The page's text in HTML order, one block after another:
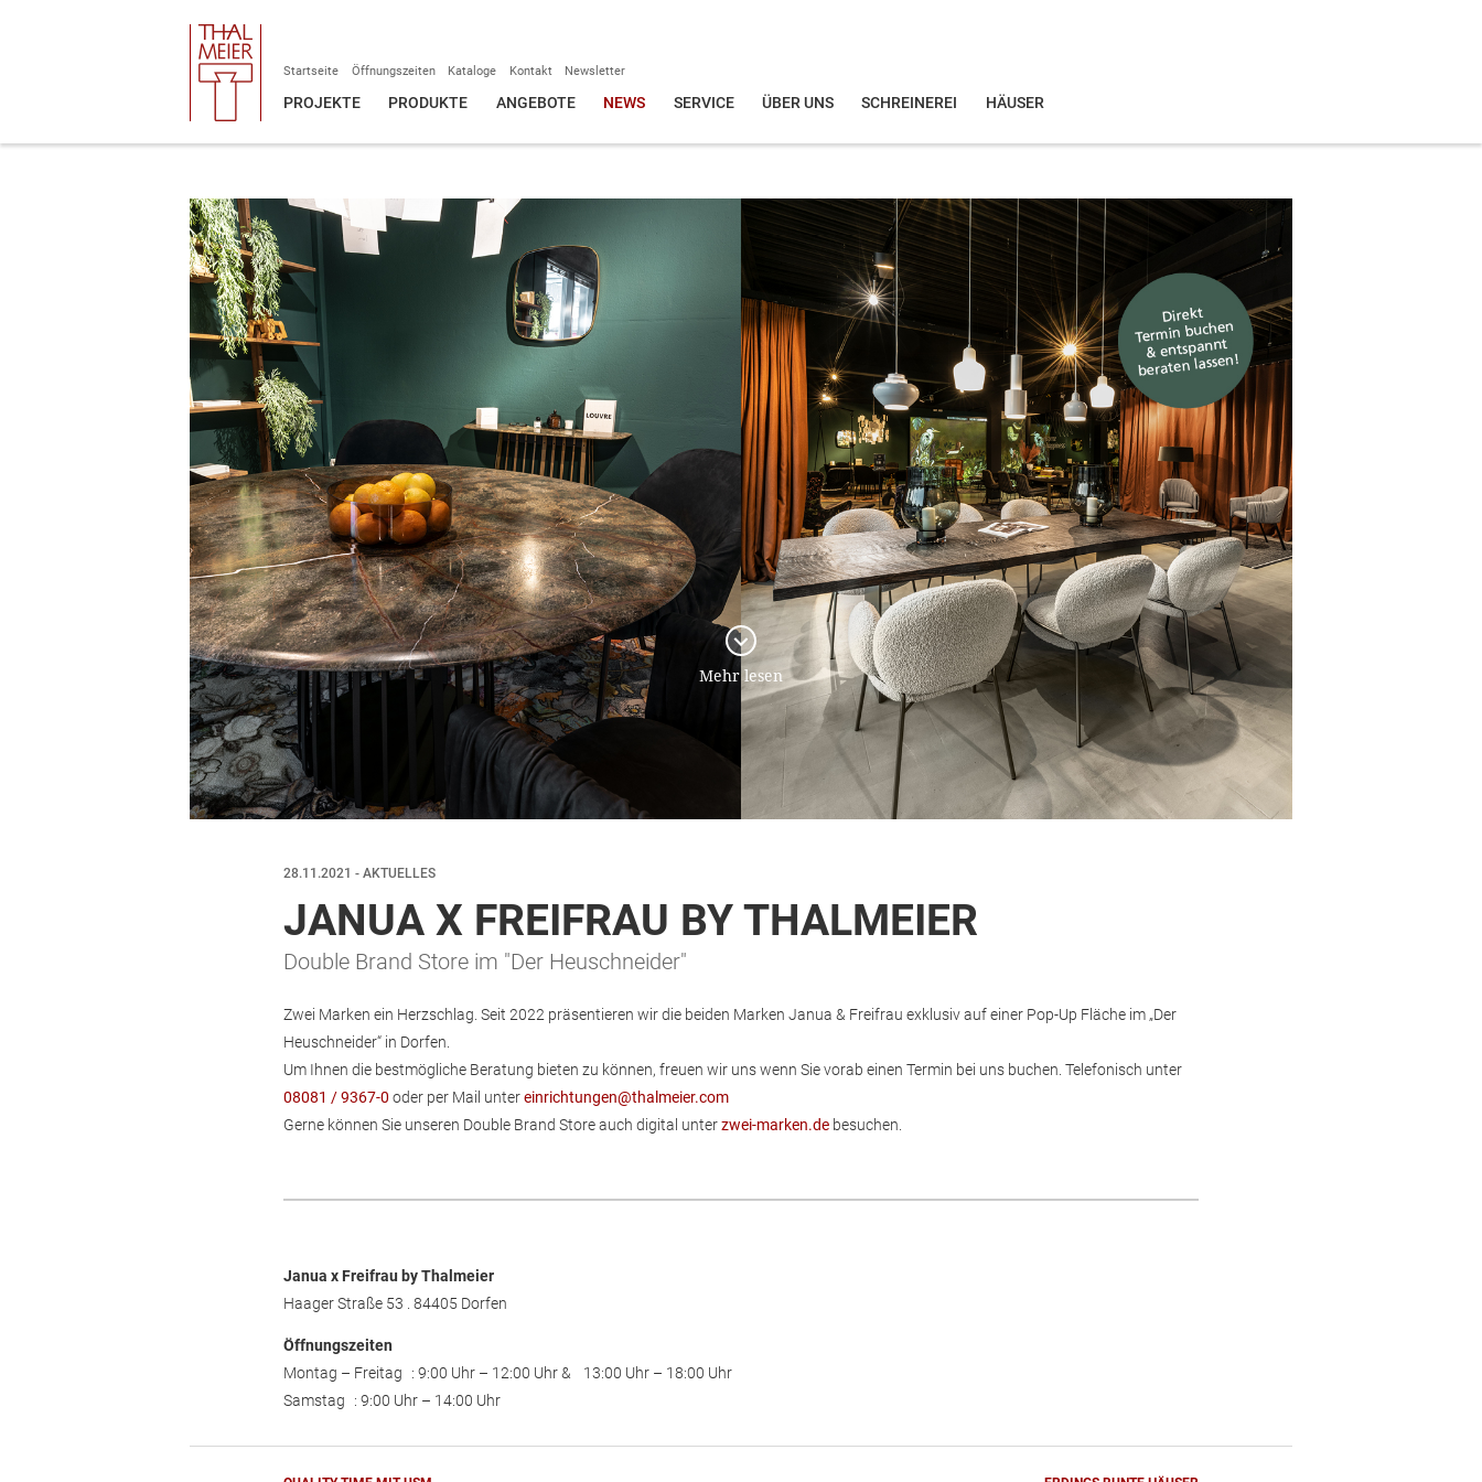
Startseite Öffnungszeiten Kataloge Kontakt Newsletter
PROJEKTE PRODUKTE ANGEBOTE NEWS SERVICE ÜBER UNS SCHREINEREI HÄUSER
Mehr lesen
28.11.2021 - AKTUELLES
JANUA X FREIFRAU BY THALMEIER
Double Brand Store im "Der Heuschneider"
Zwei Marken ein Herzschlag. Seit 2022 präsentieren wir die beiden Marken Janua & Freifrau exklusiv auf einer Pop-Up Fläche im „Der
Heuschneider“ in Dorfen.
Um Ihnen die bestmögliche Beratung bieten zu können, freuen wir uns wenn Sie vorab einen Termin bei uns buchen. Telefonisch unter
08081 / 9367-0 oder per Mail untereinrichtungen@thalmeier.com
Gerne können Sie unseren Double Brand Store auch digital unterzwei-marken.de besuchen.
Janua x Freifrau by Thalmeier
Haager Straße 53 . 84405 Dorfen
Öffnungszeiten
Montag – Freitag : 9:00 Uhr – 12:00 Uhr & 13:00 Uhr – 18:00 Uhr
Samstag : 9:00 Uhr – 14:00 Uhr